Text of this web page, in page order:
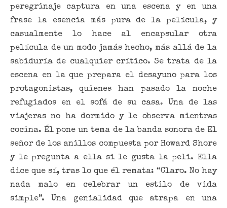
peregrinaje captura en una escena y en una
frase la esencia más pura de la película, y
casualmente lo hace al encapsular otra
película de un modo jamás hecho, más allá de la
sabiduría de cualquier crítico. Se trata de la
escena en la que prepara el desayuno para los
protagonistas, quienes han pasado la noche
refugiados en el sofá de su casa. Una de las
viajeras no ha dormido y le observa mientras
cocina. Él pone un tema de la banda sonora de El
señor de los anillos compuesta por Howard Shore
y le pregunta a ella si le gusta la peli. Ella
dice que sí, tras lo que él remata: “Claro. No hay
nada malo en celebrar un estilo de vida
simple”. Una genialidad que atrapa en una